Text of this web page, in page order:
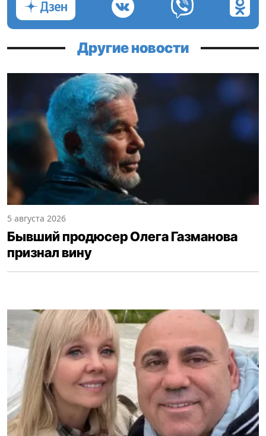
Другие новости
5 августа 2026
Бывший продюсер Олега Газманова
признал вину